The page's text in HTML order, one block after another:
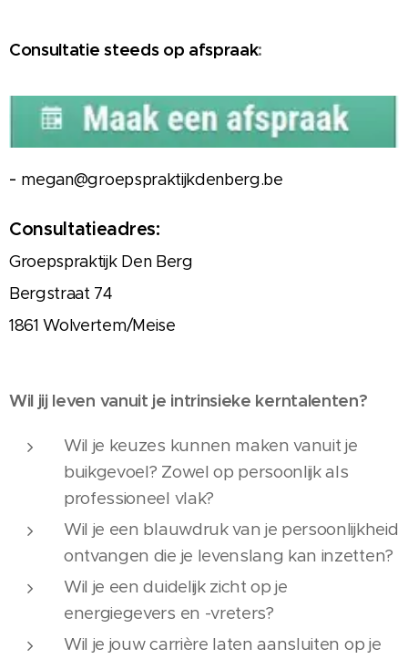
Consultatie steeds op afspraak:
- megan@groepspraktijkdenberg.be
Consultatieadres:
Groepspraktijk Den Berg
Bergstraat 74
1861 Wolvertem/Meise
Wil jij leven vanuit je intrinsieke kerntalenten?
Wil je keuzes kunnen maken vanuit je
buikgevoel? Zowel op persoonlijk als
professioneel vlak?
Wil je een blauwdruk van je persoonlijkheid
ontvangen die je levenslang kan inzetten?
Wil je een duidelijk zicht op je
energiegevers en -vreters?
Wil je jouw carrière laten aansluiten op je